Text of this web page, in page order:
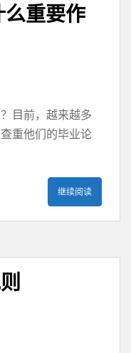
重要作
目前，越来越多
重他们的毕业论
继续阅读